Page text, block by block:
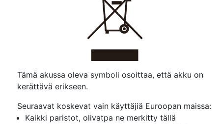
Tämä akussa oleva symboli osoittaa, että akku on
kerättävä erikseen.
Seuraavat koskevat vain käyttäjiä Euroopan maissa:
Kaikki paristot, olivatpa ne merkitty tällä